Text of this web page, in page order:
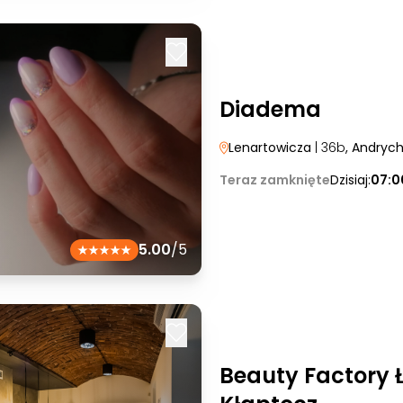
5.00/5
Diadema
Lenartowicza | 36b,
Teraz zamknięteDzisiaj:
Beauty Factory